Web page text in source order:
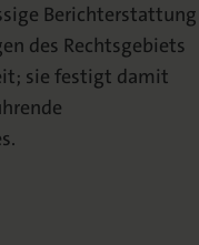
Berichterstattung
des Rechtsgebiets
sie festigt damit